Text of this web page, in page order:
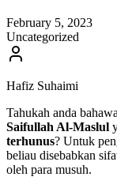
February 5, 2023
Uncategorized
Hafiz Suhaimi
Tahukah anda
Saifullah Al-Maslul
terhunus? Untuk
beliau disebabkan
oleh para musuh.